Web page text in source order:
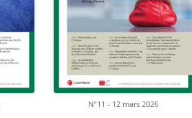
N°11 - 12 mars 2026